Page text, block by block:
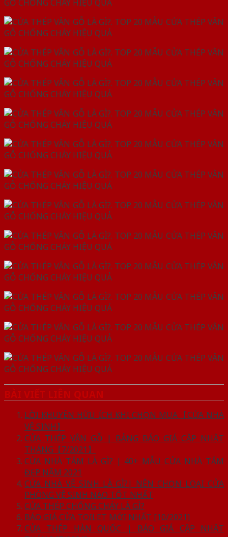
BÀI VIẾT LIÊN QUAN
LỜI KHUYÊN HỮU ÍCH KHI CHỌN MUA【CỬA NHÀ
VỆ SINH】
CỬA THÉP VÂN GỖ | BẢNG BÁO GIÁ CẬP NHẬT
THÁNG【7/2021】
CỬA NHÀ TẮM LÀ GÌ? | 40+ MẪU CỬA NHÀ TẮM
ĐẸP NĂM 2021
CỬA NHÀ VỆ SINH LÀ GÌ?| NÊN CHỌN LOẠI CỬA
PHÒNG VỆ SINH NÀO TỐT NHẤT
CỬA THÉP CHỐNG CHÁY LÀ GÌ?
BÁO GIÁ CỬA TOILET MỚI NHẤT [10/2021]
CỬA THÉP HÀN QUỐC | BÁO GIÁ CẬP NHẬT